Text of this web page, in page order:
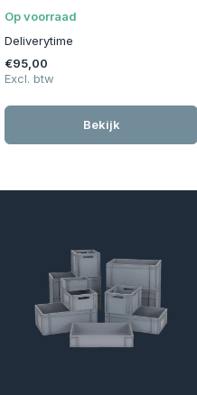
Op voorraad
Deliverytime
€95,00
Excl. btw
Bekijk